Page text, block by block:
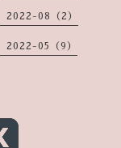
2022-08（2）
2022-05（9）